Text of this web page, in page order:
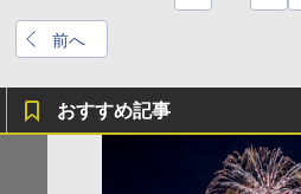
前へ
おすすめ記事